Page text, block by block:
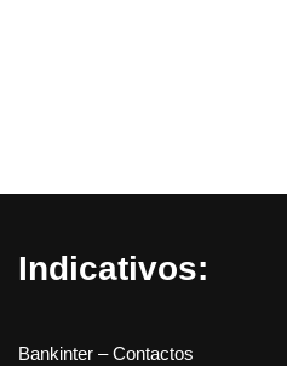
Indicativos:
Bankinter – Contactos